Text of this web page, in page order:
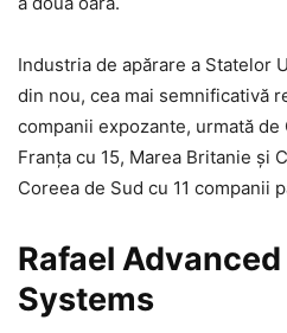
Industria de apărare a Statelor
din nou, cea mai semnificativă
companii expozante, urmată de
Franța cu 15, Marea Britanie și
Coreea de Sud cu 11 companii
Rafael
Systems